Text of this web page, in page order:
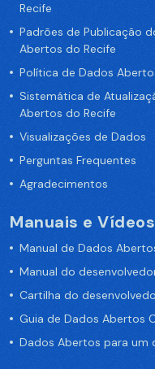
Recife
Padrões de Publicação
Abertos do Recife
Política de Dados
Sistemática de
Abertos do Recife
Visualizações de Dados
Perguntas Frequentes
Agradecimentos
Manuais e Vídeos
Manual de Dados
Manual do
Cartilha do
Guia de Dados Abertos
Dados Abertos para um